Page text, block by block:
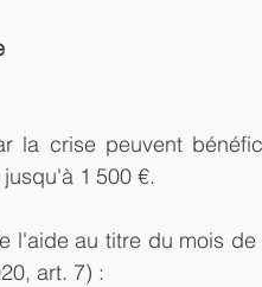
la crise peuvent
1 500 €.
l'aide au titre du mois
art. 7) :